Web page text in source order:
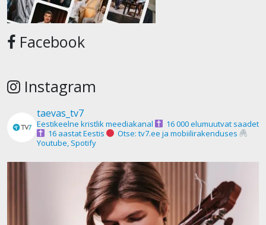
Facebook
Instagram
taevas_tv7
Eestikeelne kristlik meediakanal
16 000 elumuutvat saadet
16 aastat Eestis
Otse: tv7.ee ja mobiilirakenduses
Youtube, Spotify